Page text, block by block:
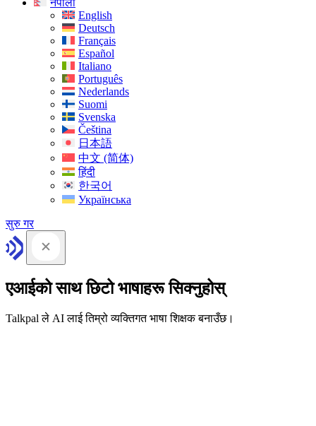
नेपाली
English
Deutsch
Français
Español
Italiano
Português
Nederlands
Suomi
Svenska
Čeština
日本語
中文 (简体)
हिंदी
한국어
Українська
सुरु गर
एआईको साथ छिटो भाषाहरू सिक्नुहोस्
Talkpal ले AI लाई तिम्रो व्यक्तिगत भाषा शिक्षक बनाउँछ।